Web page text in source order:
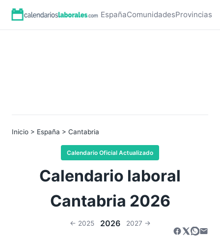
EspañaComunidadesProvincias
Inicio > España > Cantabria
Calendario Oficial Actualizado
Calendario laboral
Cantabria 2026
← 2025 2026 2027 →